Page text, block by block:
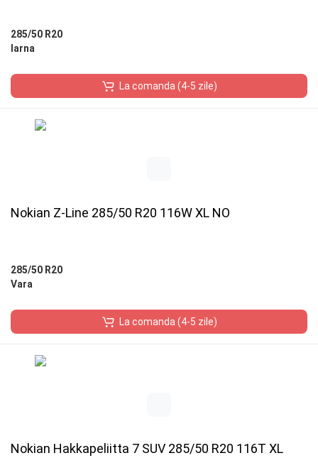
285/50 R20
Iarna
La comanda (4-5 zile)
Nokian Z-Line 285/50 R20 116W XL NO
285/50 R20
Vara
La comanda (4-5 zile)
Nokian Hakkapeliitta 7 SUV 285/50 R20 116T XL